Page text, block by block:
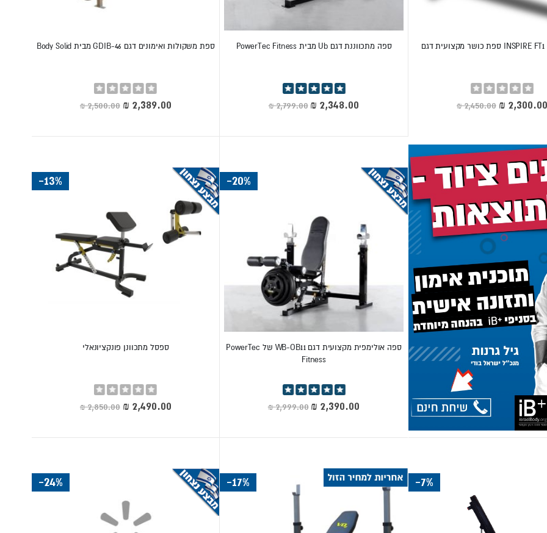
בבית ובחדר הכושר, והיא מאפשרת עשרות תרגילים לחזה, לגב, לכתפיים ולידיים.
לחיצה מקצועיות.
בשיפוע חיובי, שטוח ושלילי.
הבחירה הנפוצה לאימון ביתי.
Rating:
0%
‏2,450.00 ₪ מחיר
מיוחד
ספה מתכווננת דגם Ub מבית PowerTec Fitness
דירוג:
‏2,799.00 ₪ מחיר
מיוחד
ספת משקולות ואימונים דגם GDIB-46 מבית Body Solid
Rating:
0%
‏2,500.00 ₪ מחיר
מיוחד
-20%
ספה אולימפית מקצועית דגם WB-OB11 של PowerTec
Fitness
דירוג:
‏2,999.00 ₪ מחיר
מיוחד
-13%
ספסל מתכוונן פונקציונאלי
Rating:
0%
‏2,850.00 ₪ מחיר
מיוחד
-7%
-17%
-24%